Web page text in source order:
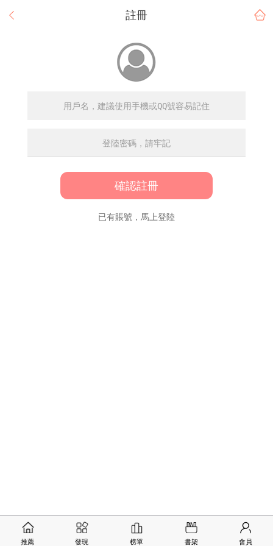
註冊
確認註冊
已有賬號，馬上登陸
推薦 發現 榜單 書架 會員